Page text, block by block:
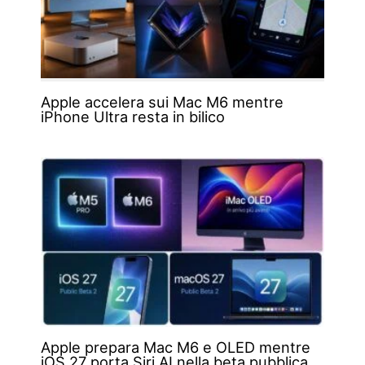
Apple accelera sui Mac M6 mentre
iPhone Ultra resta in bilico
Apple prepara Mac M6 e OLED mentre